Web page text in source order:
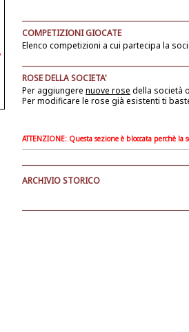
COMPETIZIONI GIOCATE
Elenco competizioni a cui partecipa la
ROSE DELLA SOCIETA'
Per aggiungere nuove rose della società
Per modificare le rose già esistenti ti
ATTENZIONE: Questa sezione è bloccata perchè
ARCHIVIO STORICO